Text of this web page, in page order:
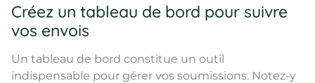
Créez un tableau de bord pour suivre
vos envois
Un tableau de bord constitue un outil
indispensable pour gérer vos soumissions. Notez-y